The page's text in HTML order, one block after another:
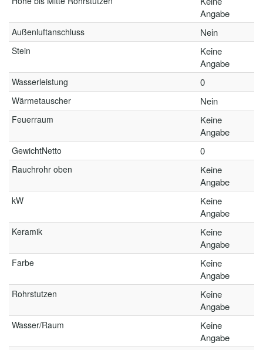
Angabe
Außenluftanschluss Nein
Stein
Keine
Angabe
Wasserleistung 0
Wärmetauscher Nein
Feuerraum
Keine
Angabe
GewichtNetto 0
Rauchrohr oben
Keine
Angabe
kW
Keine
Angabe
Keramik
Keine
Angabe
Farbe
Keine
Angabe
Rohrstutzen
Keine
Angabe
Wasser/Raum
Keine
Angabe